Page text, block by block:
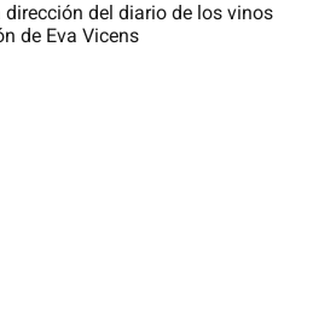
del diario de los vinos
de Eva Vicens